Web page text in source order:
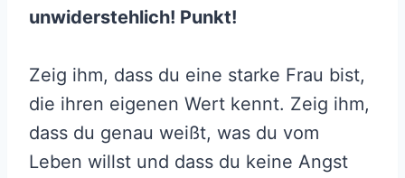
unwiderstehlich! Punkt!
Zeig ihm, dass du eine starke Frau bist,
die ihren eigenen Wert kennt. Zeig ihm,
dass du genau weißt, was du vom
Leben willst und dass du keine Angst